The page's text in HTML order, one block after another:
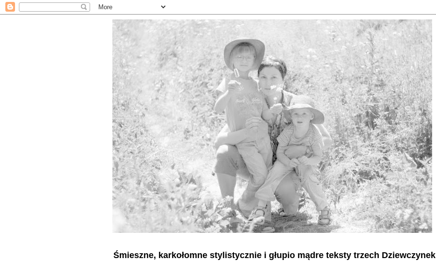
Śmieszne, karkołomne stylistycznie i głupio mądre teksty trzech Dziewczynek